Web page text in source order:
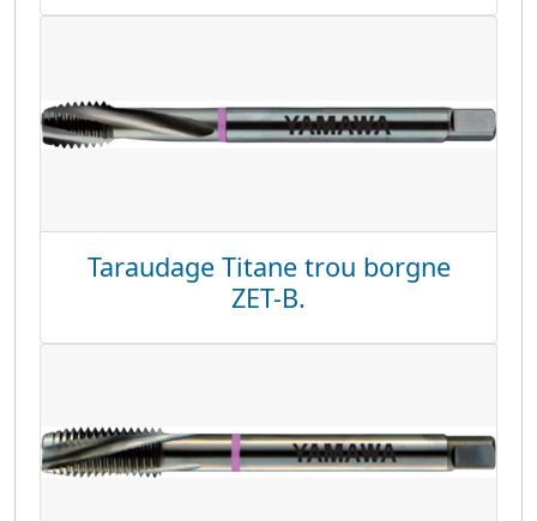
Taraudage Titane trou borgne
ZET-B.